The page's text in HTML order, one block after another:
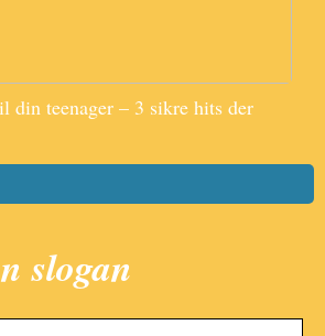
din teenager – 3 sikre hits der
slogan